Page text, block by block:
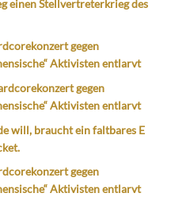
einen Stellvertreterkrieg des
gegen
Aktivisten entlarvt
gegen
Aktivisten entlarvt
will, braucht ein faltbares E
gegen
Aktivisten entlarvt